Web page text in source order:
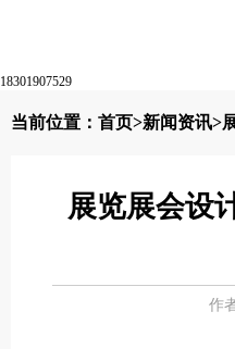
18301907529
当前位置： 首页>新闻资讯>
展览展会设
作